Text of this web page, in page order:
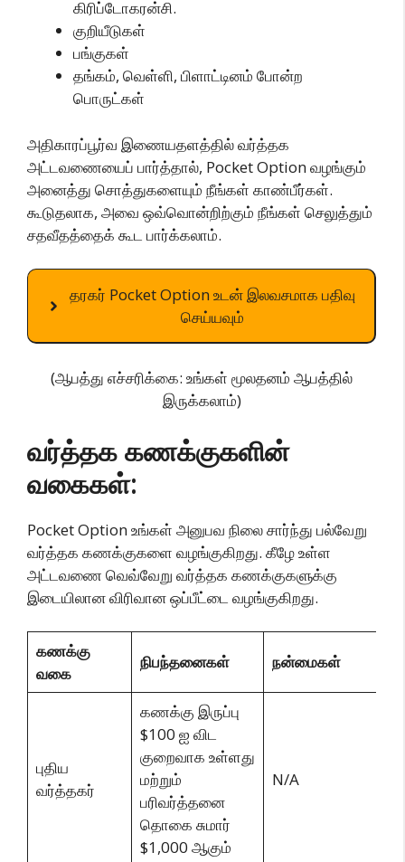
கிரிப்டோகரன்சி.
குறியீடுகள்
பங்குகள்
தங்கம், வெள்ளி, பிளாட்டினம் போன்ற
பொருட்கள்
அதிகாரப்பூர்வ இணையதளத்தில் வர்த்தக
அட்டவணையைப் பார்த்தால், Pocket Option வழங்கும்
அனைத்து சொத்துகளையும் நீங்கள் காண்பீர்கள்.
கூடுதலாக, அவை ஒவ்வொன்றிற்கும் நீங்கள் செலுத்தும்
சதவீதத்தைக் கூட பார்க்கலாம்.
தரகர் Pocket Option உடன் இலவசமாக பதிவு
செய்யவும்
(ஆபத்து எச்சரிக்கை: உங்கள் மூலதனம் ஆபத்தில்
இருக்கலாம்)
வர்த்தக கணக்குகளின்
வகைகள்:
Pocket Option உங்கள் அனுபவ நிலை சார்ந்து பல்வேறு
வர்த்தக கணக்குகளை வழங்குகிறது. கீழே உள்ள
அட்டவணை வெவ்வேறு வர்த்தக கணக்குகளுக்கு
இடையிலான விரிவான ஒப்பீட்டை வழங்குகிறது.
கணக்கு
வகை
நிபந்தனைகள் நன்மைகள்
புதிய
வர்த்தகர்
கணக்கு இருப்பு
$100 ஐ விட
குறைவாக உள்ளது
மற்றும்
பரிவர்த்தனை
தொகை சுமார்
$1,000 ஆகும்
N/A